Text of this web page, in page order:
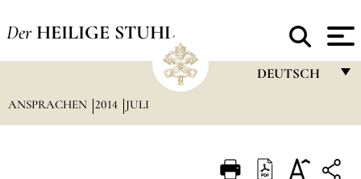
Der HEILIGE STUHL
DEUTSCH
ITALIANO
ANSPRACHEN 2014 JULI